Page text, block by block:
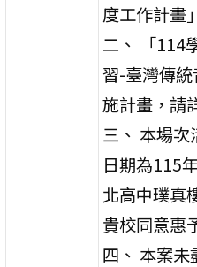
度工作計畫
二、 「114
習-臺灣傳
施計畫，請
三、 本場
日期為115
北高中璞真
貴校同意惠
四、 本案